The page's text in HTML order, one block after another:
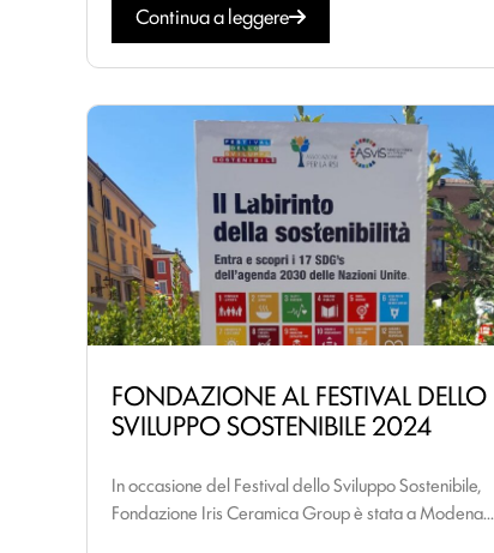
Continua a leggere
FONDAZIONE AL FESTIVAL DELLO
SVILUPPO SOSTENIBILE 2024
In occasione del Festival dello Sviluppo Sostenibile,
Fondazione Iris Ceramica Group è stata a Modena...